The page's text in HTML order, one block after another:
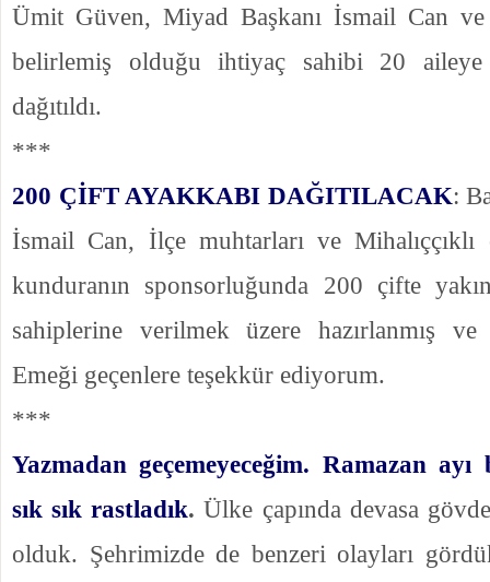
Ümit Güven, Miyad Başkanı İsmail Can ve
belirlemiş olduğu ihtiyaç sahibi 20 aileye
dağıtıldı.
***
200 ÇİFT AYAKKABI DAĞITILACAK:
İsmail Can, İlçe muhtarları ve
kunduranın sponsorluğunda 200 çifte
sahiplerine verilmek üzere hazırlanmış ve
Emeği geçenlere teşekkür ediyorum.
***
Yazmadan geçemeyeceğim. Ramazan ayı
sık sık rastladık. Ülke çapında devasa
olduk. Şehrimizde de benzeri olayları